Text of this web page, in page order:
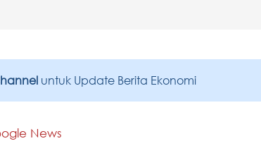
untuk Update Berita Ekonomi
News